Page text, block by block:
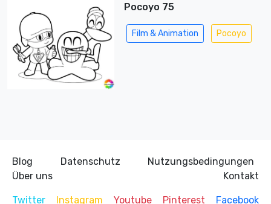
Pocoyo 75
Film & Animation Pocoyo
Blog Datenschutz
Nutzungsbedingungen
Über uns
Kontakt
Twitter Instagram Youtube Pinterest Facebook